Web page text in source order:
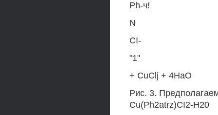
Ph-ч!
N
CI-
"1"
+ CuClj + 4HaO
Рис. 3.
Cu(Ph2atrz)CI2-H20